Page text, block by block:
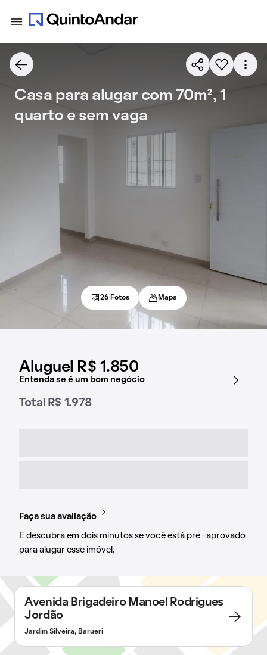
Aluguel R$ 1.850
Entenda se é um bom negócio
Total R$ 1.978
Faça sua avaliação
E descubra em dois minutos se você está pré-aprovado
para alugar esse imóvel.
Casa para alugar com 70m², 1
quarto e sem vaga
26 Fotos Mapa
Avenida Brigadeiro Manoel Rodrigues
Jordão
Jardim Silveira, Barueri